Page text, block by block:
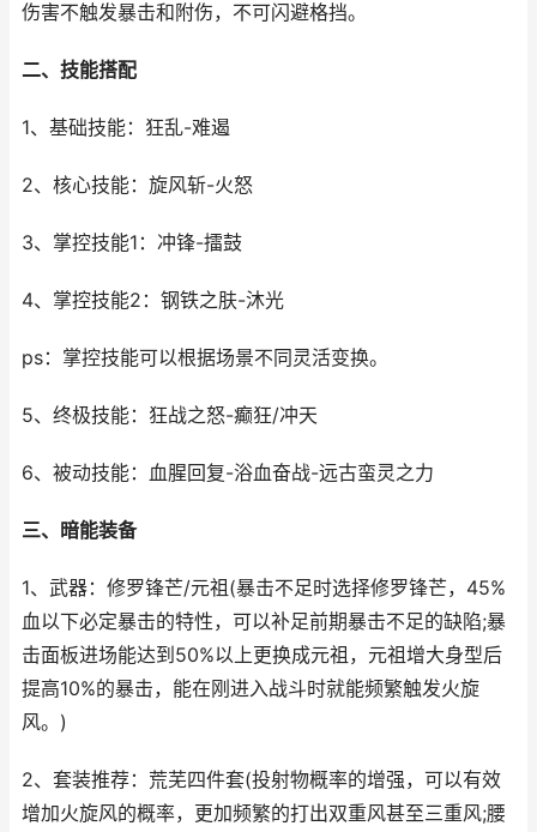
伤害不触发暴击和附伤，不可闪避格挡。
二、技能搭配
1、基础技能：狂乱-难遏
2、核心技能：旋风斩-火怒
3、掌控技能1：冲锋-擂鼓
4、掌控技能2：钢铁之肤-沐光
ps：掌控技能可以根据场景不同灵活变换。
5、终极技能：狂战之怒-癫狂/冲天
6、被动技能：血腥回复-浴血奋战-远古蛮灵之力
三、暗能装备
1、武器：修罗锋芒/元祖(暴击不足时选择修罗锋芒，45%
血以下必定暴击的特性，可以补足前期暴击不足的缺陷;暴
击面板进场能达到50%以上更换成元祖，元祖增大身型后
提高10%的暴击，能在刚进入战斗时就能频繁触发火旋
风。)
2、套装推荐：荒芜四件套(投射物概率的增强，可以有效
增加火旋风的概率，更加频繁的打出双重风甚至三重风;腰